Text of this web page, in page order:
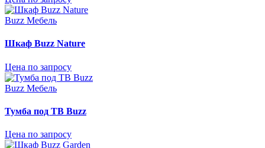
Buzz Мебель
Шкаф Buzz Nature
Цена по запросу
Buzz Мебель
Тумба под ТВ Buzz
Цена по запросу